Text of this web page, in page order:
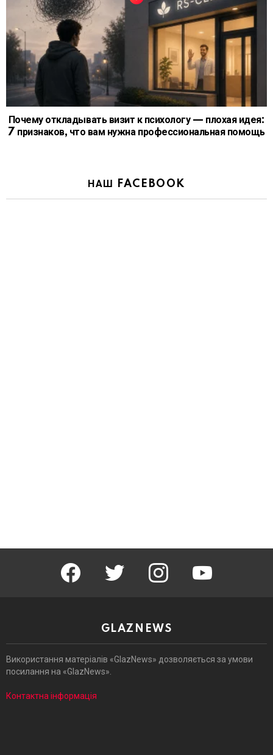
Почему откладывать визит к психологу — плохая идея:
7 признаков, что вам нужна профессиональная помощь
НАШ FACEBOOK
facebook twitter instagram
GLAZNEWS
Використання матеріалів «GlazNews» дозволяється за умови
посилання на «GlazNews».
Контактна інформація